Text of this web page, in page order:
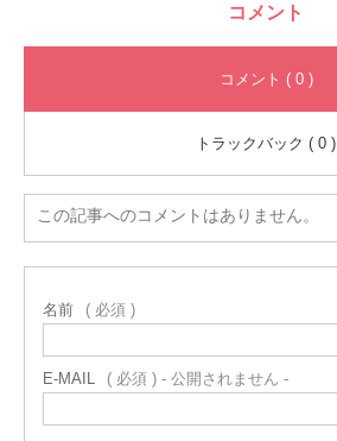
コメント
コメント ( 0 )
トラックバック ( 0 )
この記事へのコメントはありません。
名前 ( 必須 )
E-MAIL ( 必須 ) - 公開されません -